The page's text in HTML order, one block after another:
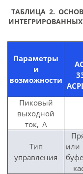
ТАБЛИЦА 2.
ИНТЕГРИРОВАННЫХ
Параметры
и
возможности
Пиковый
выходной
ток, А
Тип
управления
или